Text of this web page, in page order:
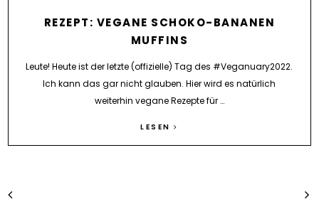
REZEPT: VEGANE SCHOKO-BANANEN
MUFFINS
Leute! Heute ist der letzte (offizielle) Tag des #Veganuary2022.
Ich kann das gar nicht glauben. Hier wird es natürlich
weiterhin vegane Rezepte für …
LESEN